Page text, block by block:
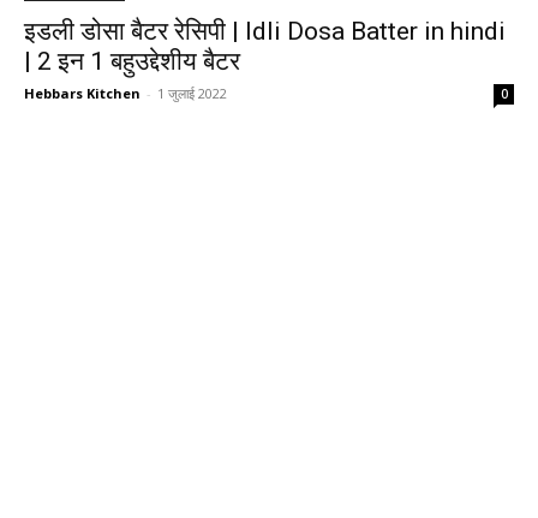
इडली डोसा बैटर रेसिपी | Idli Dosa Batter in hindi
| 2 इन 1 बहुउद्देशीय बैटर
Hebbars Kitchen - 1 जुलाई 2022 0